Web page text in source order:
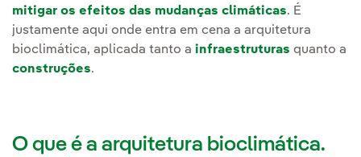
mitigar os efeitos das mudanças climáticas. É
justamente aqui onde entra em cena a arquitetura
bioclimática, aplicada tanto a infraestruturas quanto a
construções.
O que é a arquitetura bioclimática.